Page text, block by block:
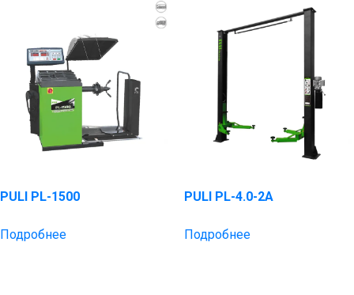
PULI PL-1500
Подробнее
PULI PL-4.0-2A
Подробнее